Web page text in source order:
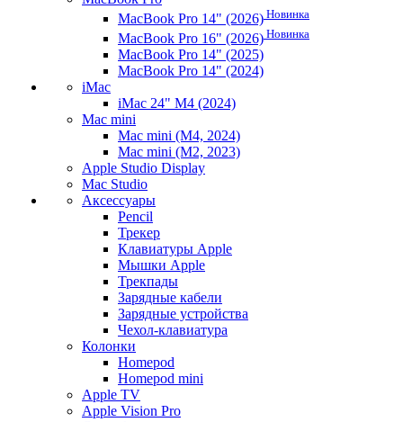
MacBook Pro 14" (2026) Новинка
MacBook Pro 16" (2026) Новинка
MacBook Pro 14" (2025)
MacBook Pro 14" (2024)
iMac
iMac 24" M4 (2024)
Mac mini
Mac mini (M4, 2024)
Mac mini (M2, 2023)
Apple Studio Display
Mac Studio
Аксессуары
Pencil
Трекер
Клавиатуры Apple
Мышки Apple
Трекпады
Зарядные кабели
Зарядные устройства
Чехол-клавиатура
Колонки
Homepod
Homepod mini
Apple TV
Apple Vision Pro